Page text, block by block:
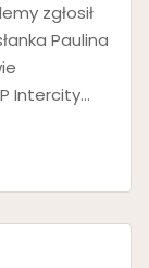
zgłosił
Paulina
Intercity…